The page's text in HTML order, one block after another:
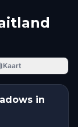
Kaart
in